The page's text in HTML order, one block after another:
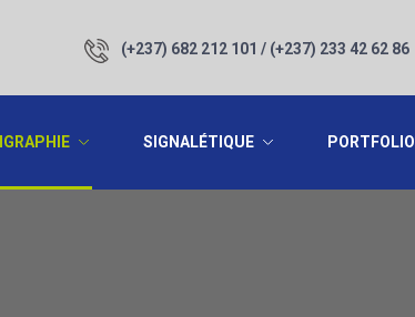
(+237) 682 212 101 / (+237) 233 42 62 86
SIGNALÉTIQUE PORTFOLIO